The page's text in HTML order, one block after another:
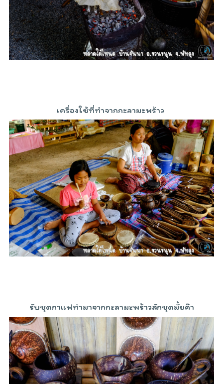
เครื่องใช้ที่ทำจากกะลามะพร้าว
รับชุดกาแฟทำมาจากกะลามะพร้าวสักชุดมั้ยค๊า